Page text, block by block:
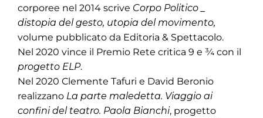
corporee nel 2014 scrive Corpo Politico _
distopia del gesto, utopia del movimento,
volume pubblicato da Editoria & Spettacolo.
Nel 2020 vince il Premio Rete critica 9 e ¾ con il
progetto ELP.
Nel 2020 Clemente Tafuri e David Beronio
realizzano La parte maledetta. Viaggio ai
confini del teatro. Paola Bianchi, progetto